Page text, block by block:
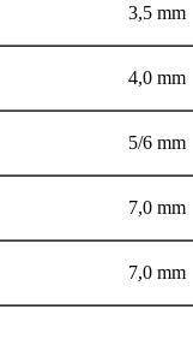
3,5 mm
4,0 mm
5/6 mm
7,0 mm
7,0 mm